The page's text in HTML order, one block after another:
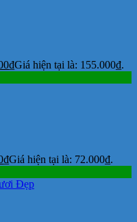
₫Giá hiện tại là: 155.000₫.
₫Giá hiện tại là: 72.000₫.